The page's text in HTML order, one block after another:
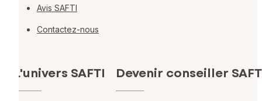
Avis SAFTI
Contactez-nous
L'univers SAFTI Devenir conseiller